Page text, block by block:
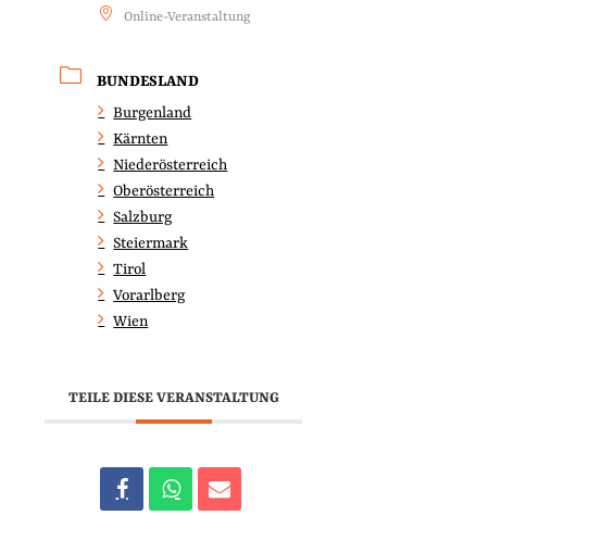
Online-Veranstaltung
BUNDESLAND
Burgenland
Kärnten
Niederösterreich
Oberösterreich
Salzburg
Steiermark
Tirol
Vorarlberg
Wien
TEILE DIESE VERANSTALTUNG